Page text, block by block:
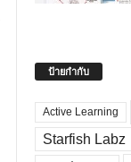
ป้ายกำกับ
Active Learning
Starfish Labz